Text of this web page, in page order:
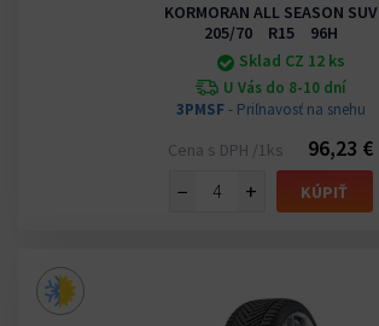
KORMORAN ALL SEASON SUV
205/70 R15 96H
Sklad CZ 12 ks
U Vás do 8-10 dní
3PMSF- Priľnavosť na snehu
Cena s DPH /1ks
96,23 €
−
+ KÚPIŤ